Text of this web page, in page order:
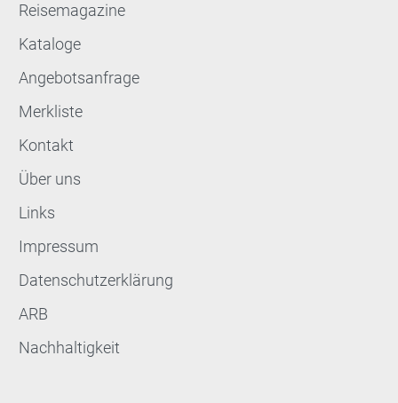
Reisemagazine
Kataloge
Angebotsanfrage
Merkliste
Kontakt
Über uns
Links
Impressum
Datenschutzerklärung
ARB
Nachhaltigkeit